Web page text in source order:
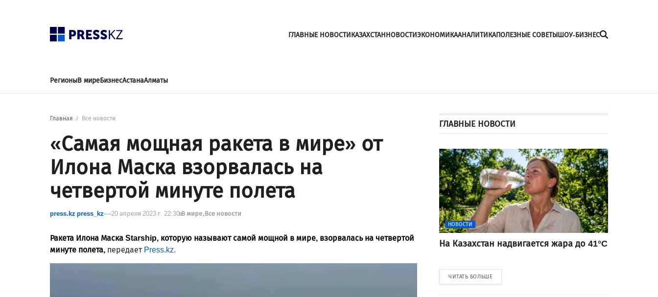
ГЛАВНЫЕ НОВОСТИКАЗАХСТАННОВОСТИЭКОНОМИКААНАЛИТИКАПОЛЕЗНЫЕ СОВЕТЫШОУ-БИЗНЕС
РегионыВ миреБизнесАстанаАлматы
Главная Все новости
«Самая мощная ракета в мире» от
Илона Маска взорвалась на
четвертой минуте полета
press.kz press_kz 20 апреля 2023 г. 22:30вВ мире Все новости
Ракета Илона Маска Starship, которую называют самой мощной в мире, взорвалась на четвертой
минуте полета, передает Press.kz.
ГЛАВНЫЕ НОВОСТИ
НОВОСТИ
На Казахстан надвигается жара до 41°C
ЧИТАТЬ БОЛЬШЕ